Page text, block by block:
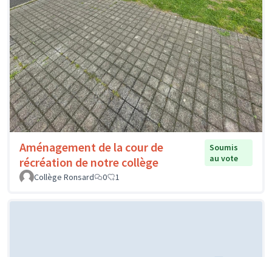
Aménagement de la cour de
récréation de notre collège
Soumis
au vote
Collège Ronsard
0 1